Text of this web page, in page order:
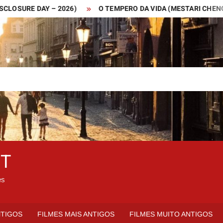
DAY – 2026) O TEMPERO DA VIDA (MESTARI CHENG –
FILMES MAIS ANTIGOS FILMES MUITO ANTIGOS